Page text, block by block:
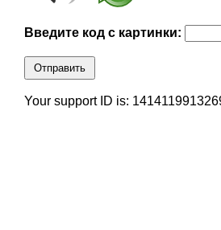
Введите код с картинки:
Отправить
Your support ID is: